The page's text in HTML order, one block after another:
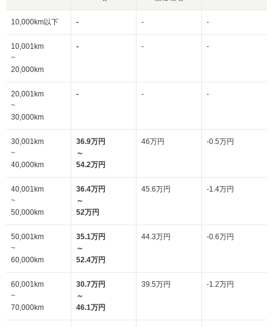
10,000km以下 - - -
10,001km
~
20,000km
- - -
20,001km
~
30,000km
- - -
30,001km
~
40,000km
36.9万円
～
54.2万円
46万円 -0.5万円
40,001km
~
50,000km
36.4万円
～
52万円
45.6万円 -1.4万円
50,001km
~
60,000km
35.1万円
～
52.4万円
44.3万円 -0.6万円
60,001km
~
70,000km
30.7万円
～
46.1万円
39.5万円 -1.2万円